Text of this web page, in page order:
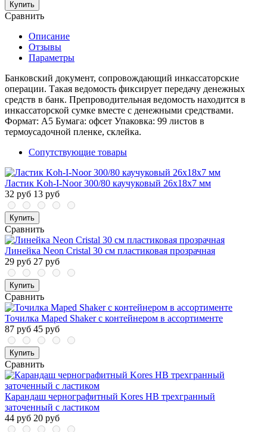
Купить
Сравнить
Описание
Отзывы
Параметры
Банковский документ, сопровождающий инкассаторские
операции. Такая ведомость фиксирует передачу денежных
средств в банк. Препроводительная ведомость находится в
инкассаторской сумке вместе с денежными средствами.
Формат: А5 Бумага: офсет Упаковка: 99 листов в
термоусадочной пленке, склейка.
Сопутствующие товары
Ластик Koh-I-Noor 300/80 каучуковый 26x18x7 мм
32 руб 13 руб
Купить
Сравнить
Линейка Neon Cristal 30 см пластиковая прозрачная
29 руб 27 руб
Купить
Сравнить
Точилка Maped Shaker с контейнером в ассортименте
87 руб 45 руб
Купить
Сравнить
Карандаш чернографитный Kores HB трехгранный
заточенный с ластиком
44 руб 20 руб